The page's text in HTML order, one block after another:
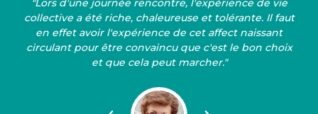
"Lors d'une journée rencontre, l'expérience de vie
collective a été riche, chaleureuse et tolérante. Il faut
en effet avoir l'expérience de cet affect naissant
circulant pour être convaincu que c'est le bon choix
et que cela peut marcher."